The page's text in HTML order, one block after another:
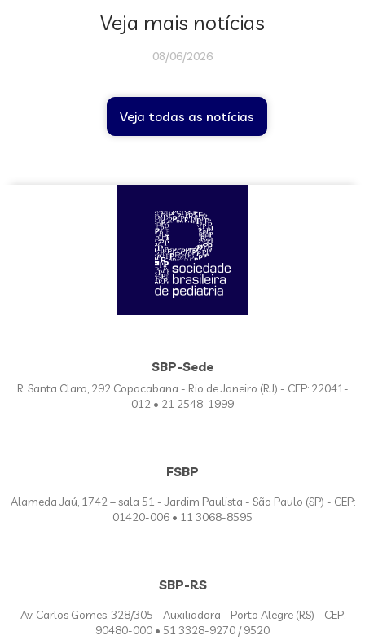
Veja mais notícias
08/06/2026
Veja todas as notícias
SBP-Sede
R. Santa Clara, 292 Copacabana - Rio de Janeiro (RJ) - CEP: 22041-
012 • 21 2548-1999
FSBP
Alameda Jaú, 1742 – sala 51 - Jardim Paulista - São Paulo (SP) - CEP:
01420-006 • 11 3068-8595
SBP-RS
Av. Carlos Gomes, 328/305 - Auxiliadora - Porto Alegre (RS) - CEP:
90480-000 • 51 3328-9270 / 9520